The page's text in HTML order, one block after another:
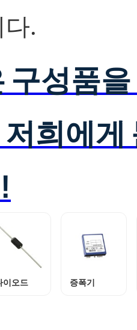
.
구성품
희에게
이오드 증폭기